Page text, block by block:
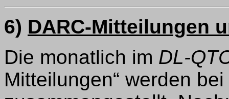
6) DARC-Mitteilungen
Die monatlich im DL-
Mitteilungen“ werden